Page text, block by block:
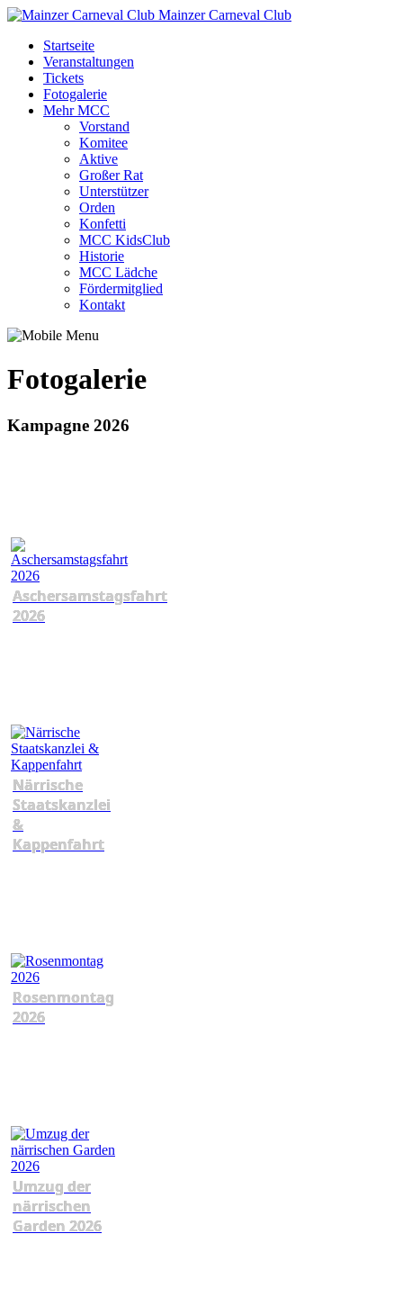
Mainzer Carneval Club
Startseite
Veranstaltungen
Tickets
Fotogalerie
Mehr MCC
Vorstand
Komitee
Aktive
Großer Rat
Unterstützer
Orden
Konfetti
MCC KidsClub
Historie
MCC Lädche
Fördermitglied
Kontakt
Fotogalerie
Kampagne 2026
Aschersamstagsfahrt
2026
Närrische
Staatskanzlei
&
Kappenfahrt
Rosenmontag
2026
Umzug der
närrischen
Garden 2026